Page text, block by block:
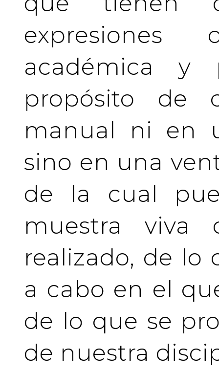
académica y
propósito de
manual ni en
sino en una
de la cual
muestra
realizado, de lo
a cabo en el
de lo que se
de nuestra